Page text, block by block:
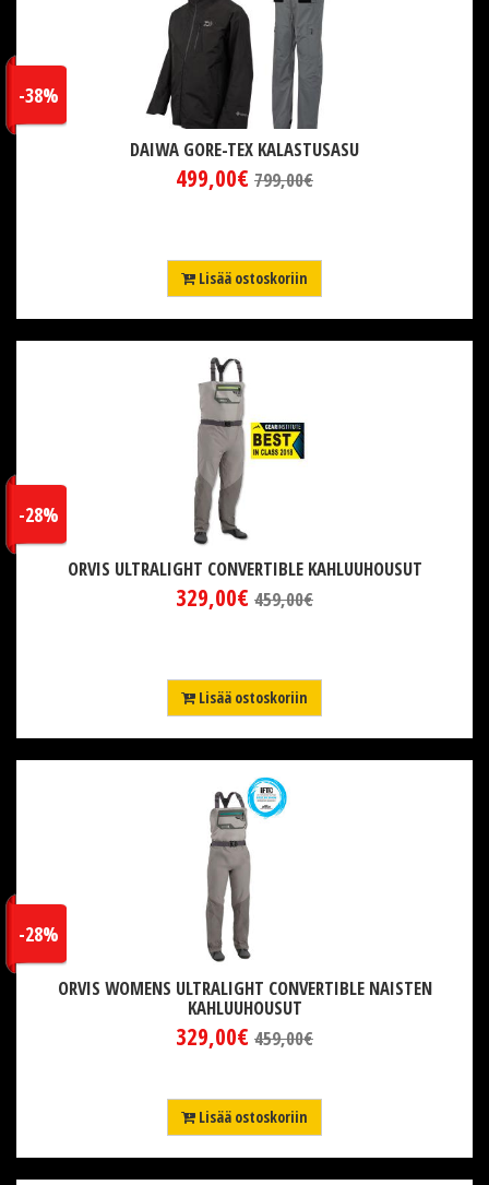
DAIWA GORE-TEX KALASTUSASU
499,00€
-38%
799,00€
Lisää ostoskoriin
ORVIS ULTRALIGHT CONVERTIBLE KAHLUUHOUSUT
329,00€
-28%
459,00€
Lisää ostoskoriin
ORVIS WOMENS ULTRALIGHT CONVERTIBLE NAISTEN
KAHLUUHOUSUT
329,00€
-28%
459,00€
Lisää ostoskoriin